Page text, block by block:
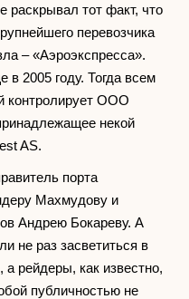
раскрывал тот факт, что
перевозчика
– «Аэроэкспресса».
2005 году. Тогда всем
контролирует ООО
некой
AS.
порта
Махмудову и
Андрею Бокареву. А
не раз засветиться в
рейдеры, как известно,
публичностью не